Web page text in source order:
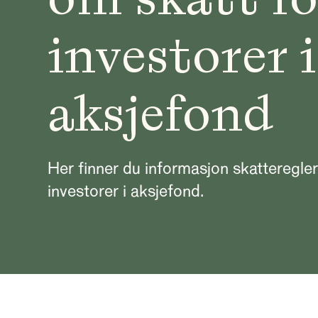
investorer i
aksjefond
Her finner du informasjon
investorer i aksjefond.